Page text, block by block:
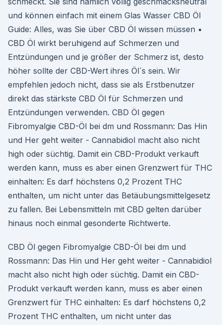
und können einfach mit einem Glas Wasser CBD Öl
Guide: Alles, was Sie über CBD Öl wissen müssen •
CBD Öl wirkt beruhigend auf Schmerzen und
Entzündungen und je größer der Schmerz ist, desto
höher sollte der CBD-Wert ihres Öl´s sein. Wir
empfehlen jedoch nicht, dass sie als Erstbenutzer
direkt das stärkste CBD Öl für Schmerzen und
Entzündungen verwenden. CBD Öl gegen
Fibromyalgie CBD-Öl bei dm und Rossmann: Das Hin
und Her geht weiter - Cannabidiol macht also nicht
high oder süchtig. Damit ein CBD-Produkt verkauft
werden kann, muss es aber einen Grenzwert für THC
einhalten: Es darf höchstens 0,2 Prozent THC
enthalten, um nicht unter das Betäubungsmittelgesetz
zu fallen. Bei Lebensmitteln mit CBD gelten darüber
hinaus noch einmal gesonderte Richtwerte.
CBD Öl gegen Fibromyalgie CBD-Öl bei dm und
Rossmann: Das Hin und Her geht weiter - Cannabidiol
macht also nicht high oder süchtig. Damit ein CBD-
Produkt verkauft werden kann, muss es aber einen
Grenzwert für THC einhalten: Es darf höchstens 0,2
Prozent THC enthalten, um nicht unter das